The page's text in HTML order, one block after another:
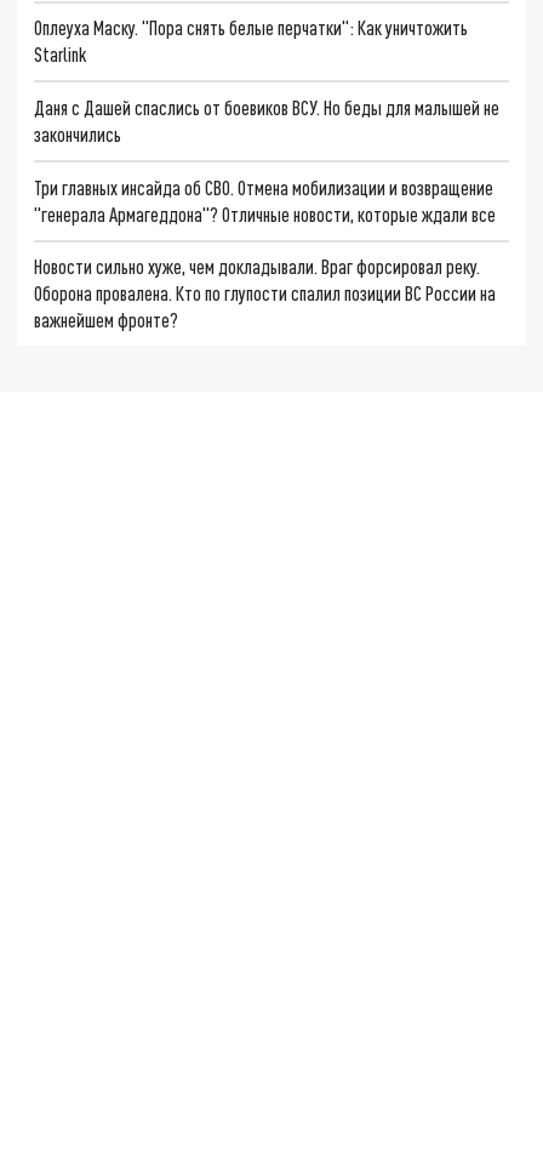
Оплеуха Маску. "Пора снять белые перчатки": Как уничтожить
Starlink
Даня с Дашей спаслись от боевиков ВСУ. Но беды для малышей не
закончились
Три главных инсайда об СВО. Отмена мобилизации и возвращение
"генерала Армагеддона"? Отличные новости, которые ждали все
Новости сильно хуже, чем докладывали. Враг форсировал реку.
Оборона провалена. Кто по глупости спалил позиции ВС России на
важнейшем фронте?